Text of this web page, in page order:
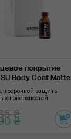
покрытие
Body Coat Matte
защиты
поверхностей
₴
₴